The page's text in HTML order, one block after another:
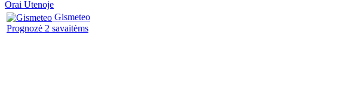
Orai Utenoje
Gismeteo
Prognozė 2 savaitėms